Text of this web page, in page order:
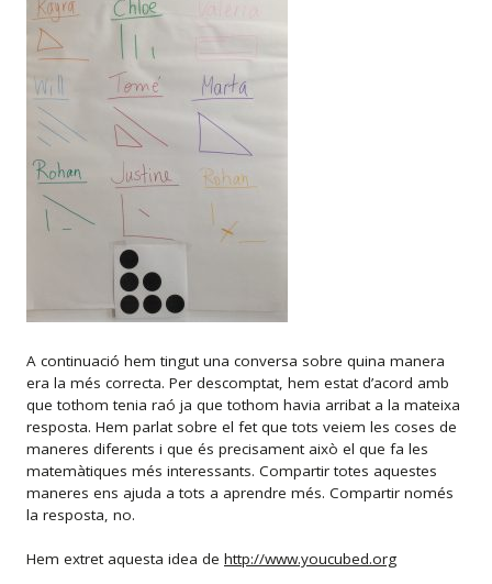
A continuació hem tingut una conversa sobre quina manera
era la més correcta. Per descomptat, hem estat d’acord amb
que tothom tenia raó ja que tothom havia arribat a la mateixa
resposta. Hem parlat sobre el fet que tots veiem les coses de
maneres diferents i que és precisament això el que fa les
matemàtiques més interessants. Compartir totes aquestes
maneres ens ajuda a tots a aprendre més. Compartir només
la resposta, no.
Hem extret aquesta idea de http://www.youcubed.org